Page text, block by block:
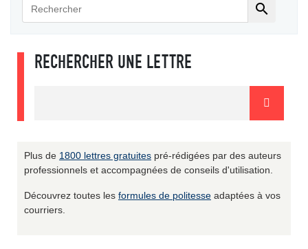

RECHERCHER UNE LETTRE
Plus de 1800 lettres gratuites pré-rédigées par des auteurs
professionnels et accompagnées de conseils d'utilisation.
Découvrez toutes les formules de politesse adaptées à vos
courriers.